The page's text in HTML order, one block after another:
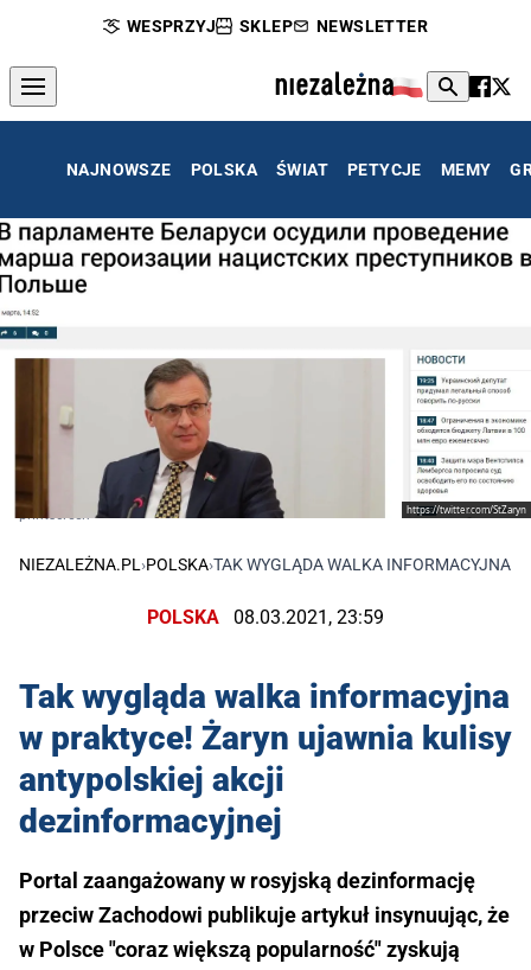
WESPRZYJ SKLEP NEWSLETTER
NAJNOWSZE POLSKA ŚWIAT PETYCJE MEMY
https://twitter.com/StZaryn
printscreen
NIEZALEŻNA.PL›POLSKA›TAK WYGLĄDA WALKA INFORMACYJNA
POLSKA 08.03.2021, 23:59
Tak wygląda walka informacyjna
w praktyce! Żaryn ujawnia kulisy
antypolskiej akcji
dezinformacyjnej
Portal zaangażowany w rosyjską dezinformację
przeciw Zachodowi publikuje artykuł insynuując, że
w Polsce "coraz większą popularność" zyskują